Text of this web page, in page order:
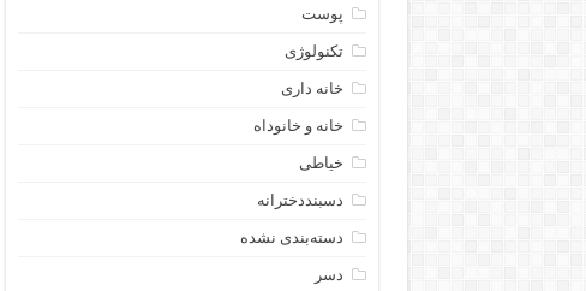
پوست
تکنولوژی
خانه داری
خانه و خانوداه
خیاطی
دسبنددخترانه
دسته‌بندی نشده
دسر